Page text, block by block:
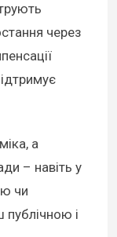
через
а
– навіть у
чи
і